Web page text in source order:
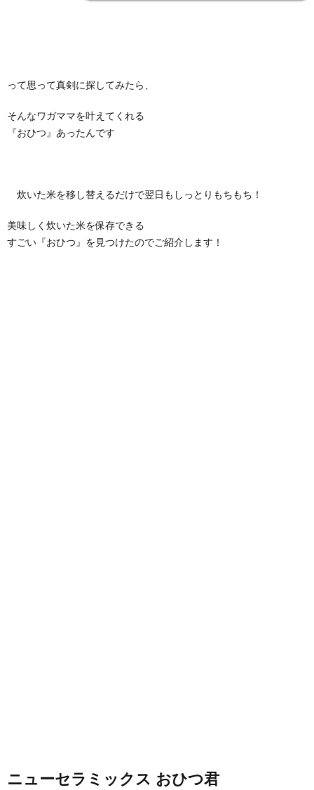
って思って真剣に探してみたら、
そんなワガママを叶えてくれる
『おひつ』あったんです
炊いた米を移し替えるだけで翌日もしっとりもちもち！
美味しく炊いた米を保存できる
すごい『おひつ』を見つけたのでご紹介します！
ニューセラミックス おひつ君